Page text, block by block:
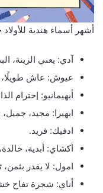
أشهر أسماء هندية
آدي: يعني الزينة،
عيوش: عاش طويلًا،
أبهيمانيو: إحترام
ابهيرا: مجيد،
ادفيك: فريد.
أكشاي: أبدية،
امول: لا يقدر بثمن،
أناي: شجرة تفاح